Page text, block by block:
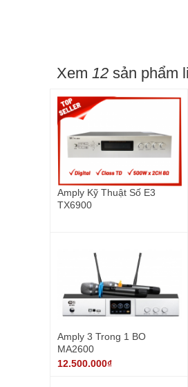
Xem 12 sản phẩm
Amply Kỹ Thuật Số E3
TX6900
Amply 3 Trong 1 BO
MA2600
12.500.000₫